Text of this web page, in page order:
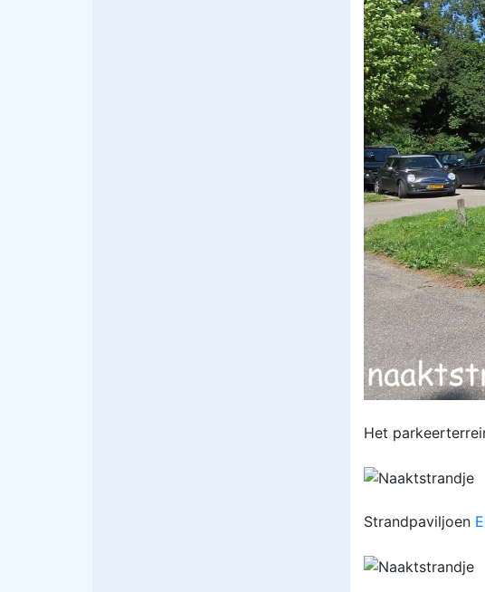
Het
Strandpaviljoen